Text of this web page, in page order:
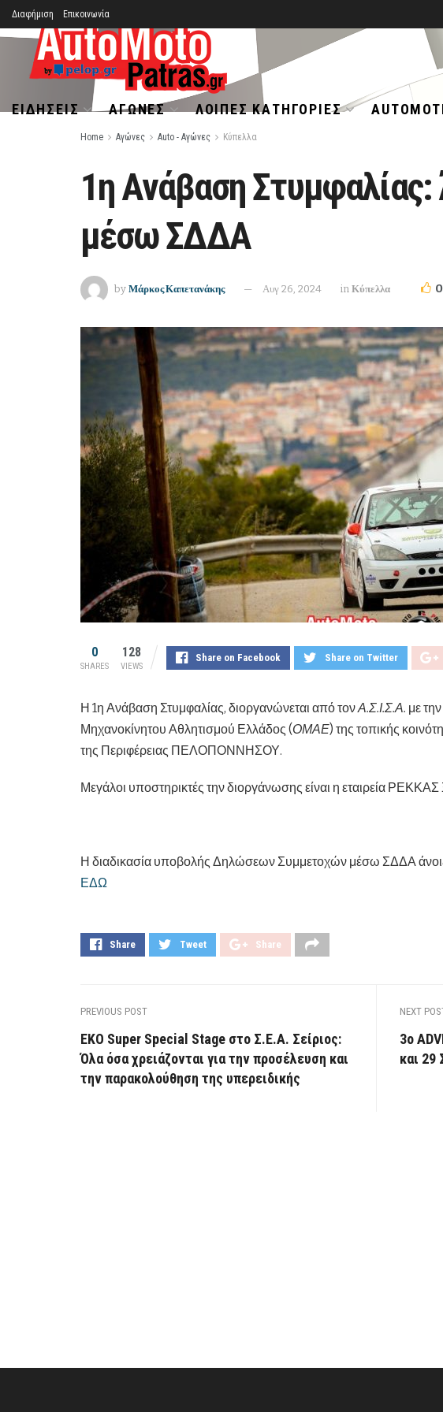
Διαφήμιση Επικοινωνία
ΕΙΔΉΣΕΙΣ ΑΓΏΝΕΣ ΛΟΙΠΈΣ ΚΑΤΗΓΟΡΊΕΣ
Home Αγώνες Auto - Αγώνες Κύπελλα
1η Ανάβαση
μέσω ΣΔΔΑ
by Μάρκος Καπετανάκης Αυγ 26, 2024 in Κύπελλα 0
0
SHARES
128
VIEWS
Share on Facebook Share on Twitter
Η 1η Ανάβαση Στυμφαλίας, διοργανώνεται από τονΑ.Σ.Ι.Σ.Α. με
Μηχανοκίνητου Αθλητισμού Ελλάδος (ΟΜΑΕ) της τοπικής
της Περιφέρειας ΠΕΛΟΠΟΝΝΗΣΟΥ.
Μεγάλοι υποστηρικτές την διοργάνωσης είναι η εταιρεία
Η διαδικασία υποβολής Δηλώσεων Συμμετοχών μέσω ΣΔΔΑ
ΕΔΩ
Share Tweet Share
PREVIOUS POST
EKO Super Special Stage στο Σ.Ε.Α. Σείριος:
Όλα όσα χρειάζονται για την προσέλευση και
την παρακολούθηση της υπερειδικής
NEXT
3ο
και 29